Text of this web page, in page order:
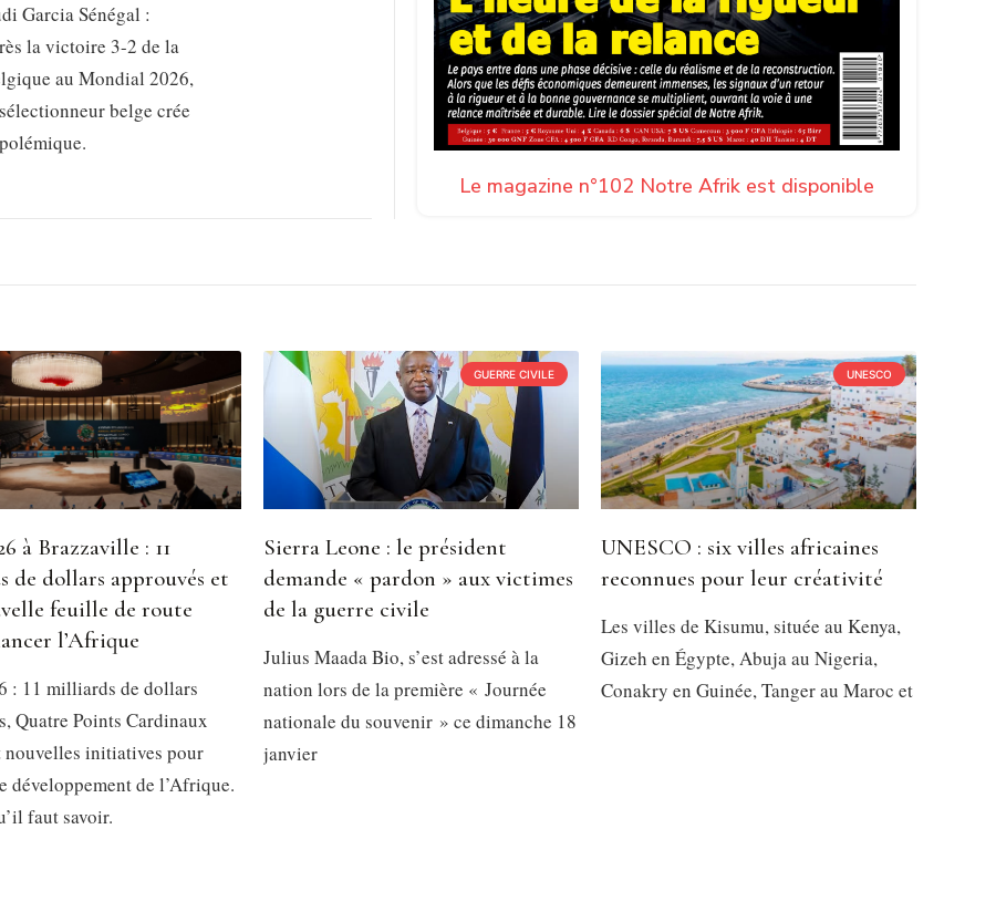
Garcia Sénégal :
la victoire 3-2 de la
au Mondial 2026,
belge crée
Le magazine n°102 Notre Afrik est disponible
à Brazzaville : 11
de dollars approuvés et
feuille de route
l’Afrique
: 11 milliards de dollars
Quatre Points Cardinaux
nouvelles initiatives pour
développement de l’Afrique.
faut savoir.
GUERRE CIVILE
Sierra Leone : le président
demande « pardon » aux victimes
de la guerre civile
Julius Maada Bio, s’est adressé à la
nation lors de la première « Journée
nationale du souvenir » ce dimanche 18
janvier
UNESCO
UNESCO : six villes africaines
reconnues pour leur créativité
Les villes de Kisumu, située au Kenya,
Gizeh en Égypte, Abuja au Nigeria,
Conakry en Guinée, Tanger au Maroc et